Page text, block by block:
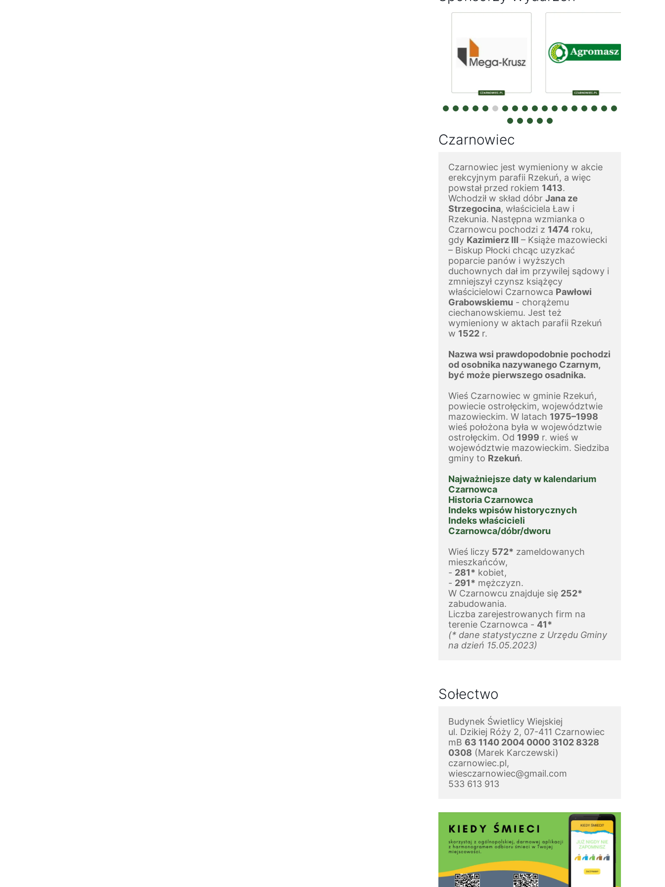
Czarnowiec
Czarnowiec jest wymieniony w akcie
erekcyjnym parafii Rzekuń, a więc
powstał przed rokiem 1413.
Wchodził w skład dóbr Jana ze
Strzegocina, właściciela Ław i
Rzekunia. Następna wzmianka o
Czarnowcu pochodzi z 1474 roku,
gdy Kazimierz III – Książe mazowiecki
– Biskup Płocki chcąc uzyzkać
poparcie panów i wyższych
duchownych dał im przywilej sądowy i
zmniejszył czynsz książęcy
właścicielowi Czarnowca Pawłowi
Grabowskiemu - chorążemu
ciechanowskiemu. Jest też
wymieniony w aktach parafii Rzekuń
w 1522 r.
Nazwa wsi prawdopodobnie pochodzi
od osobnika nazywanego Czarnym,
być może pierwszego osadnika.
Wieś Czarnowiec w gminie Rzekuń,
powiecie ostrołęckim, województwie
mazowieckim. W latach 1975–1998
wieś położona była w województwie
ostrołęckim. Od 1999 r. wieś w
województwie mazowieckim. Siedziba
gminy to Rzekuń.
Najważniejsze daty w kalendarium
Czarnowca
Historia Czarnowca
Indeks wpisów historycznych
Indeks właścicieli
Czarnowca/dóbr/dworu
Wieś liczy 572* zameldowanych
mieszkańców,
- 281* kobiet,
- 291* mężczyzn.
W Czarnowcu znajduje się 252*
zabudowania.
Liczba zarejestrowanych firm na
terenie Czarnowca - 41*
(* dane statystyczne z Urzędu Gminy
na dzień 15.05.2023)
Sołectwo
Budynek Świetlicy Wiejskiej
ul. Dzikiej Róży 2, 07-411 Czarnowiec
mB 63 1140 2004 0000 3102 8328
0308 (Marek Karczewski)
czarnowiec.pl,
wiesczarnowiec@gmail.com
533 613 913